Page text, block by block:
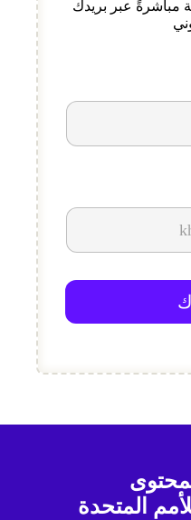
مباشرةً عبر بريدك
المتحدة